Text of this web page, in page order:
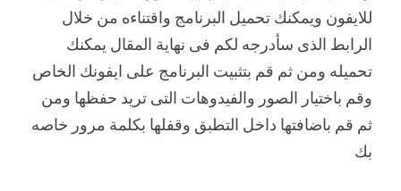
للايفون ويمكنك تحميل البرنامج واقتناءه من خلال
الرابط الذى سأدرجه لكم فى نهاية المقال يمكنك
تحميله ومن ثم قم بتثبيت البرنامج على ايفونك الخاص
وقم باختيار الصور والفيدوهات التى تريد حفظها ومن
ثم قم باضافتها داخل التطبق وقفلها بكلمة مرور خاصه
بك